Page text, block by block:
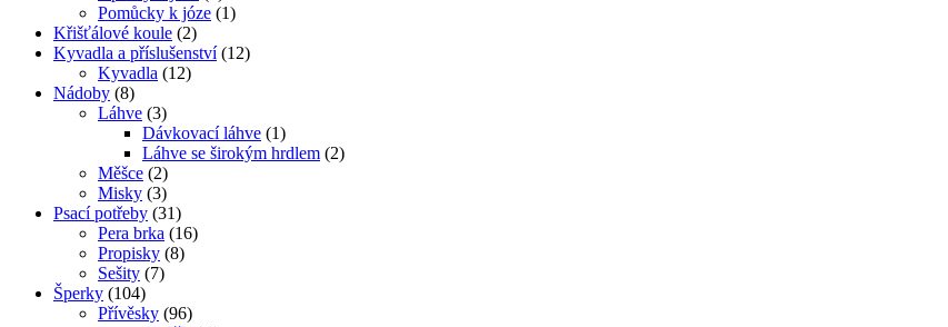
Pomůcky k józe (1)
Křišťálové koule (2)
Kyvadla a příslušenství (12)
Kyvadla (12)
Nádoby (8)
Láhve (3)
Dávkovací láhve (1)
Láhve se širokým hrdlem (2)
Měšce (2)
Misky (3)
Psací potřeby (31)
Pera brka (16)
Propisky (8)
Sešity (7)
Šperky (104)
Přívěsky (96)